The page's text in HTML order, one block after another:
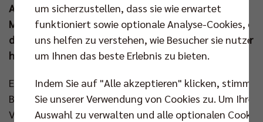
Als Vereinsbotschafterin des 13-fachen Deutschen
Meisters soll Lippmann zukünftig dazu beitragen,
dem Frauen- und Mädchensport in Berlin und darüber
hinaus mehr Sichtbarkeit zu geben.
Es ist eine Partnerschaft mit Strahlkraft.
Beachvolleyballerin Louisa Lippmann und die BR
Volleys bilden ab sofort ein Team. Die 29-jährige
um sicherzustellen, dass sie wie erwartet
funktioniert sowie optionale Analyse-Cookies, die
uns helfen zu verstehen, wie Besucher sie nutzen,
um Ihnen das beste Erlebnis zu bieten.
Indem Sie auf "Alle akzeptieren" klicken, stimmen
Sie unserer Verwendung von Cookies zu. Um Ihre
Auswahl zu verwalten und alle optionalen Cookies